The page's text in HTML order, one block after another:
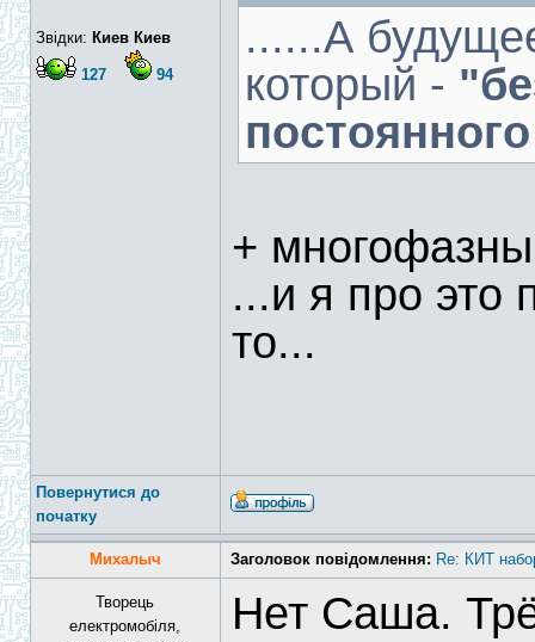
Звідки: Киев Киев
127 94
......А
который -
+
...и я про это
то...
Повернутися до
початку
Михалыч Заголовок повідомлення: Re: КИТ
Творець
електромобіля,
Нет Саша.